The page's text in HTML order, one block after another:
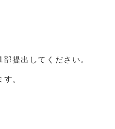
提出してください。
す。